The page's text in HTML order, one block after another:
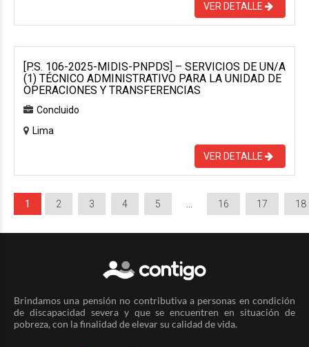
VER DETALLE
[P.S. 106-2025-MIDIS-PNPDS] – SERVICIOS DE UN/A
(1) TÉCNICO ADMINISTRATIVO PARA LA UNIDAD DE
OPERACIONES Y TRANSFERENCIAS
Concluido
Lima
VER DETALLE
1 2 3 4 5 16 17 18
Brindamos una pensión no contributiva a personas en condición
de discapacidad severa y que se encuentren en situación de
pobreza, con la finalidad de elevar su calidad de vida.